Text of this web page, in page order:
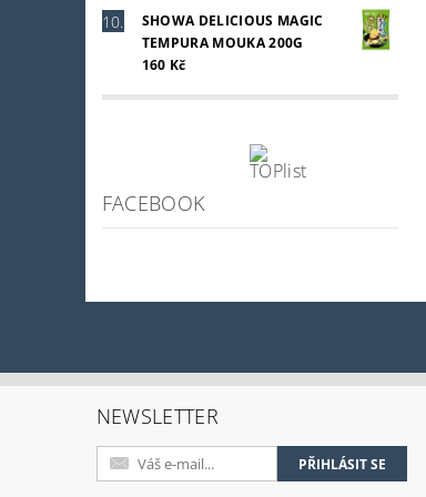
SHOWA DELICIOUS MAGIC
TEMPURA MOUKA 200G
160 Kč
FACEBOOK
NEWSLETTER